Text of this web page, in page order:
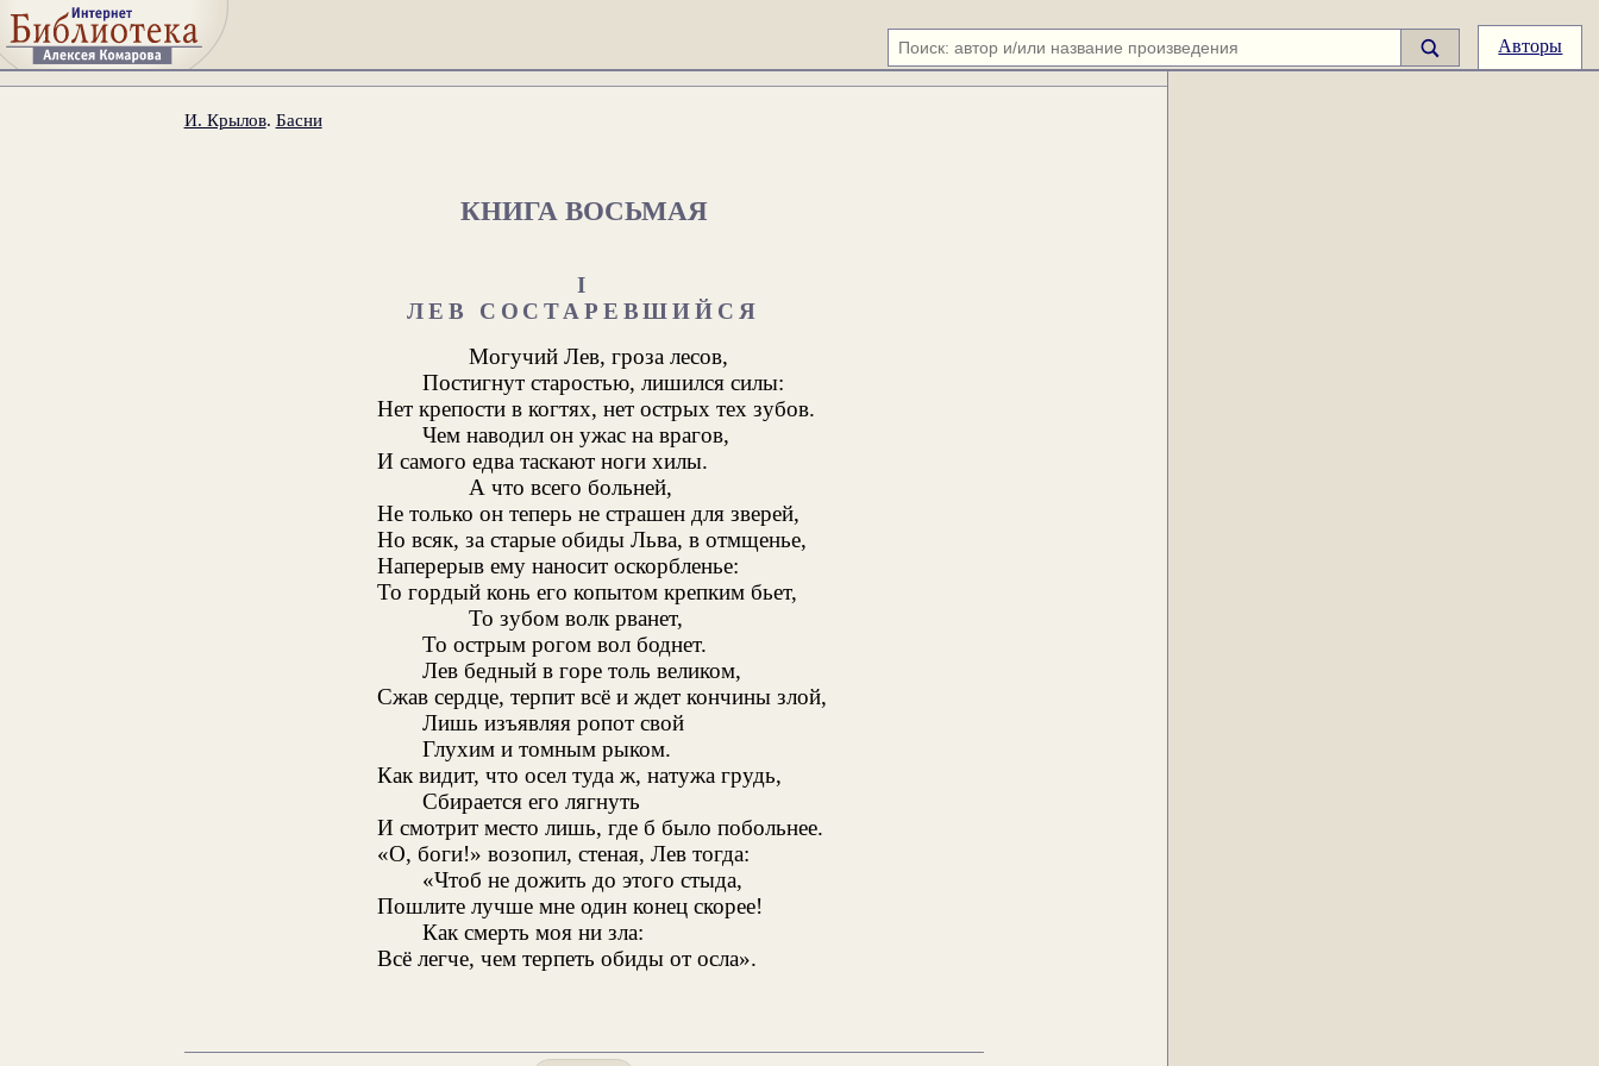
Авторы
И. Крылов. Басни
КНИГА ВОСЬМАЯ
I
ЛЕВ СОСТАРЕВШИЙСЯ
Могучий Лев, гроза лесов,
Постигнут старостью, лишился силы:
Нет крепости в когтях, нет острых тех зубов.
Чем наводил он ужас на врагов,
И самого едва таскают ноги хилы.
А что всего больней,
Не только он теперь не страшен для зверей,
Но всяк, за старые обиды Льва, в отмщенье,
Наперерыв ему наносит оскорбленье:
То гордый конь его копытом крепким бьет,
То зубом волк рванет,
То острым рогом вол боднет.
Лев бедный в горе толь великом,
Сжав сердце, терпит всё и ждет кончины злой,
Лишь изъявляя ропот свой
Глухим и томным рыком.
Как видит, что осел туда ж, натужа грудь,
Сбирается его лягнуть
И смотрит место лишь, где б было побольнее.
«О, боги!» возопил, стеная, Лев тогда:
«Чтоб не дожить до этого стыда,
Пошлите лучше мне один конец скорее!
Как смерть моя ни зла:
Всё легче, чем терпеть обиды от осла».